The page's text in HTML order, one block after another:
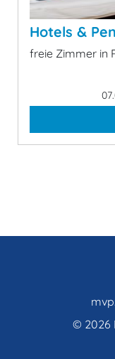
Hotels &
freie Zimmer in
© 2026